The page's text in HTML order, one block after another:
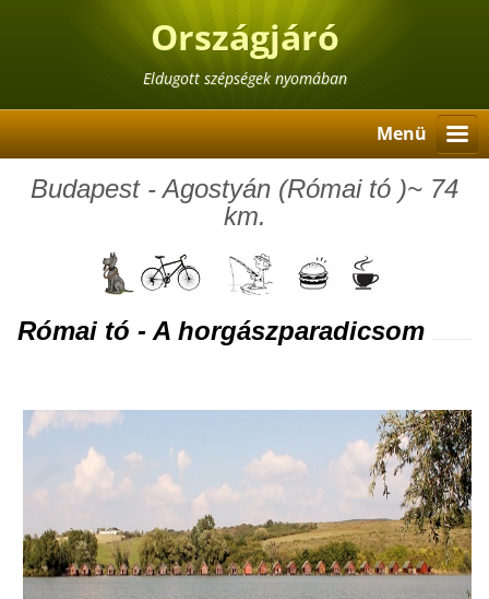
Országjáró
Eldugott szépségek nyomában
Menü
Budapest - Agostyán (Római tó )~ 74
km.
Római tó - A horgászparadicsom